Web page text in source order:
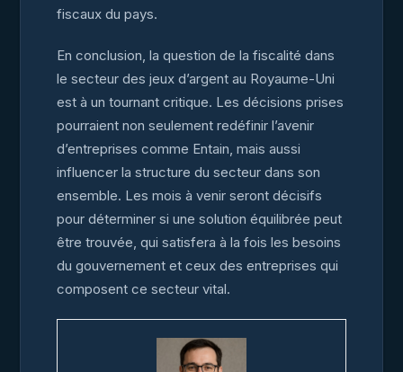
fiscaux du pays.
En conclusion, la question de la fiscalité dans
le secteur des jeux d’argent au Royaume-Uni
est à un tournant critique. Les décisions prises
pourraient non seulement redéfinir l’avenir
d’entreprises comme Entain, mais aussi
influencer la structure du secteur dans son
ensemble. Les mois à venir seront décisifs
pour déterminer si une solution équilibrée peut
être trouvée, qui satisfera à la fois les besoins
du gouvernement et ceux des entreprises qui
composent ce secteur vital.